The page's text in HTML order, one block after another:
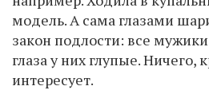
модель. А сама глазами
закон подлости: все
глаза у них глупые. Ничего,
интересует.